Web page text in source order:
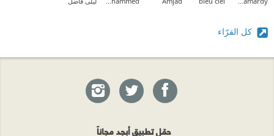
كل القرّاء
حمّل تطبيق أبجد مجاناً